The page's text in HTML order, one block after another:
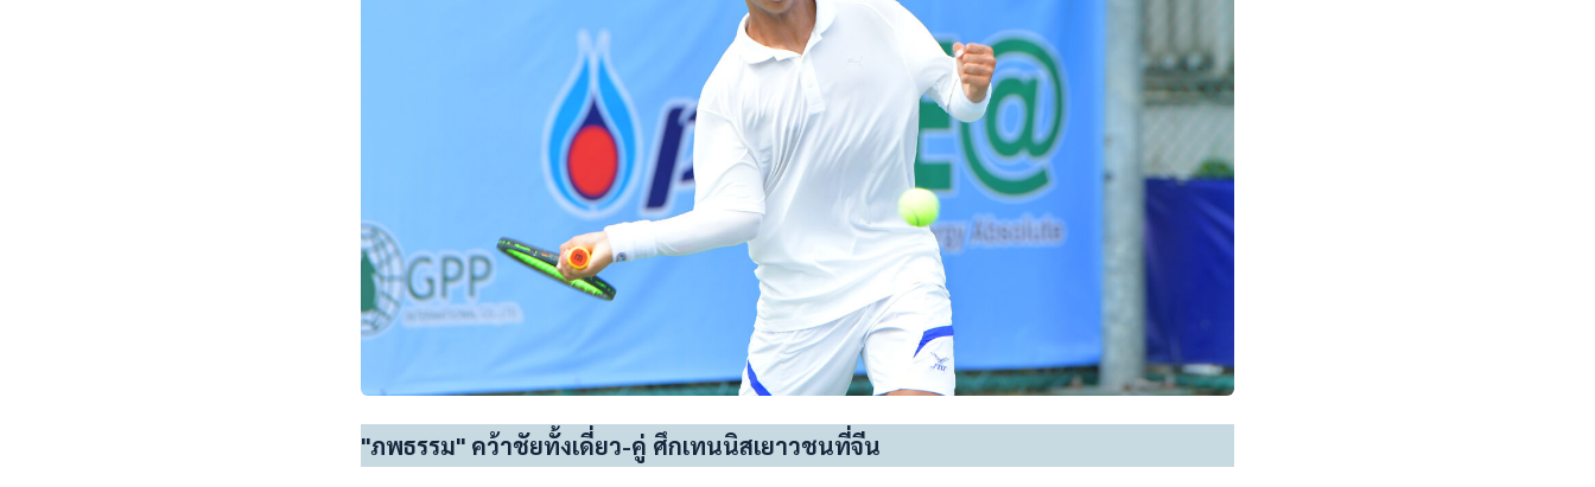
"ภพธรรม" คว้าชัยทั้งเดี่ยว-คู่ ศึกเทนนิสเยาวชนที่จีน